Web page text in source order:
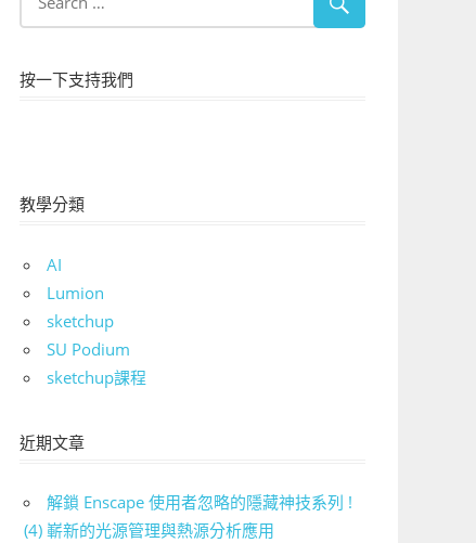
按一下支持我們
教學分類
AI
Lumion
sketchup
SU Podium
sketchup課程
近期文章
解鎖 Enscape 使用者忽略的隱藏神技系列 !
(4) 嶄新的光源管理與熱源分析應用